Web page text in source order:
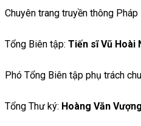
Chuyên trang truyền thông
Tổng Biên tập: Tiến sĩ Vũ Hoài
Phó Tổng Biên tập phụ trách
Tổng Thư ký: Hoàng Văn Vượng